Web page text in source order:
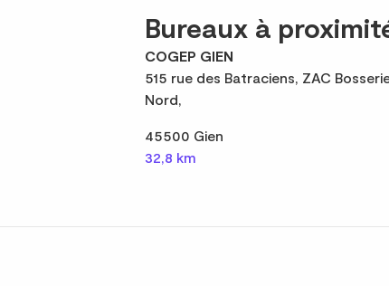
Bureaux à
COGEP GIEN
515 rue des Batraciens, ZAC
Nord,
45500 Gien
32,8 km